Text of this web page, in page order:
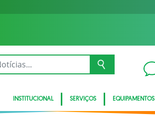
INSTITUCIONAL SERVIÇOS EQUIPAMENTOS